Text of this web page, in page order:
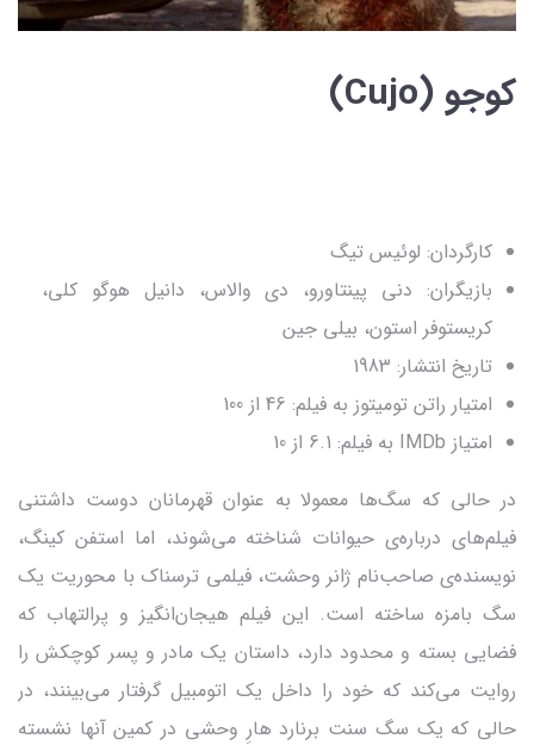
کوجو (Cujo)
کارگردان: لوئیس تیگ
بازیگران: دنی پینتاورو، دی والاس، دانیل هوگو کلی،
کریستوفر استون، بیلی جین
تاریخ انتشار: 1983
امتیار راتن تومیتوز به فیلم: 46 از 100
امتیاز IMDb به فیلم: 6.1 از 10
در حالی که سگ‌ها معمولا به عنوان قهرمانان دوست‌ داشتنی
فیلم‌های درباره‌ی حیوانات شناخته می‌شوند، اما استفن کینگ،
نویسنده‌ی صاحب‌نام ژانر وحشت، فیلمی ترسناک با محوریت یک
سگ بامزه ساخته است. این فیلم هیجان‌انگیز و پرالتهاب که
فضایی بسته و محدود دارد، داستان یک مادر و پسر کوچکش را
روایت می‌کند که خود را داخل یک اتومبیل گرفتار می‌بینند، در
حالی که یک سگ سنت برنارد هارِ وحشی در کمین آنها نشسته